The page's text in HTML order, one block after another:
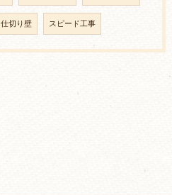
仕切り壁 スピード工事